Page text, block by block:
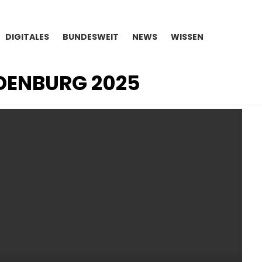
DIGITALES BUNDESWEIT NEWS WISSEN
2025